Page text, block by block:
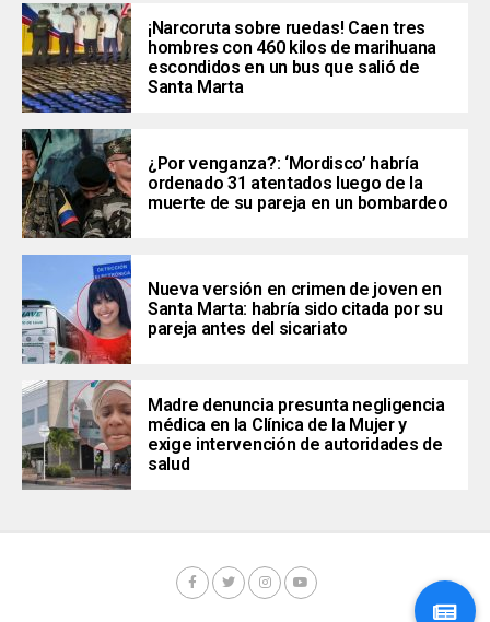
¡Narcoruta sobre ruedas! Caen tres
hombres con 460 kilos de marihuana
escondidos en un bus que salió de
Santa Marta
¿Por venganza?: ‘Mordisco’ habría
ordenado 31 atentados luego de la
muerte de su pareja en un bombardeo
Nueva versión en crimen de joven en
Santa Marta: habría sido citada por su
pareja antes del sicariato
Madre denuncia presunta negligencia
médica en la Clínica de la Mujer y
exige intervención de autoridades de
salud